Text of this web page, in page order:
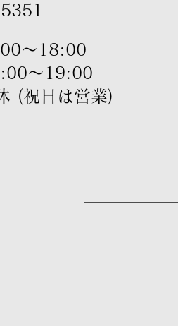
～18:00
～19:00
(祝日は営業)